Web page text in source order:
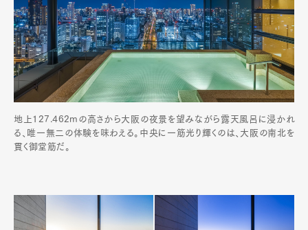
地上127.462mの高さから大阪の夜景を望みながら露天風呂に浸かれ
る、唯一無二の体験を味わえる。中央に一筋光り輝くのは、大阪の南北を
貫く御堂筋だ。